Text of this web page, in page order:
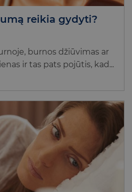
reikia gydyti?
burnos džiūvimas ar
ir tas pats pojūtis, kad...